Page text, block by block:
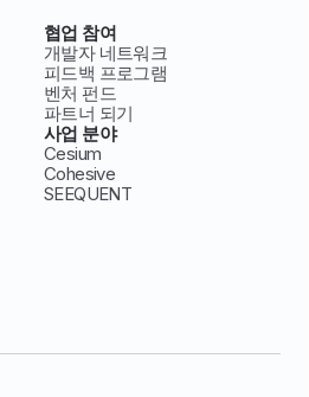
협업 참여
개발자 네트워크
피드백 프로그램
벤처 펀드
파트너 되기
사업 분야
Cesium
Cohesive
SEEQUENT